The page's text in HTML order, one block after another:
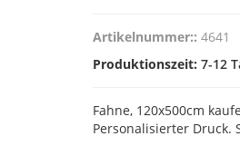
Artikelnummer:: 4641
Produktionszeit: 7-12
Fahne, 120x500cm
Personalisierter Druck.